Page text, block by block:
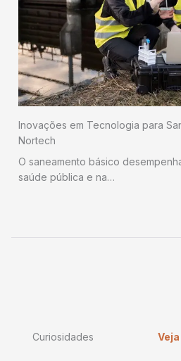
Inovações em Tecnologia para
Nortech
O saneamento básico
saúde pública e na…
Curiosidades